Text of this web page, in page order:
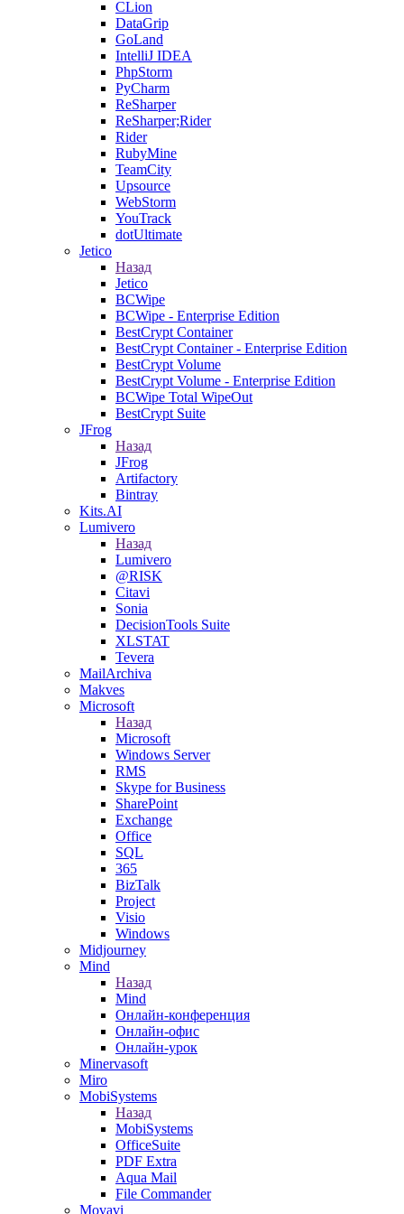
CLion
DataGrip
GoLand
IntelliJ IDEA
PhpStorm
PyCharm
ReSharper
ReSharper;Rider
Rider
RubyMine
TeamCity
Upsource
WebStorm
YouTrack
dotUltimate
Jetico
Назад
Jetico
BCWipe
BCWipe - Enterprise Edition
BestCrypt Container
BestCrypt Container - Enterprise Edition
BestCrypt Volume
BestCrypt Volume - Enterprise Edition
BCWipe Total WipeOut
BestCrypt Suite
JFrog
Назад
JFrog
Artifactory
Bintray
Kits.AI
Lumivero
Назад
Lumivero
@RISK
Citavi
Sonia
DecisionTools Suite
XLSTAT
Tevera
MailArchiva
Makves
Microsoft
Назад
Microsoft
Windows Server
RMS
Skype for Business
SharePoint
Exchange
Office
SQL
365
BizTalk
Project
Visio
Windows
Midjourney
Mind
Назад
Mind
Онлайн-конференция
Онлайн-офис
Онлайн-урок
Minervasoft
Miro
MobiSystems
Назад
MobiSystems
OfficeSuite
PDF Extra
Aqua Mail
File Commander
Movavi